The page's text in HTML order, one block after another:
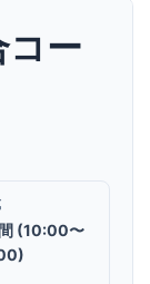
コー
(10:00〜